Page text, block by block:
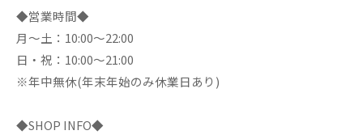
◆営業時間◆
月～土：10:00～22:00
日・祝：10:00～21:00
※年中無休(年末年始のみ休業日あり)
◆SHOP INFO◆